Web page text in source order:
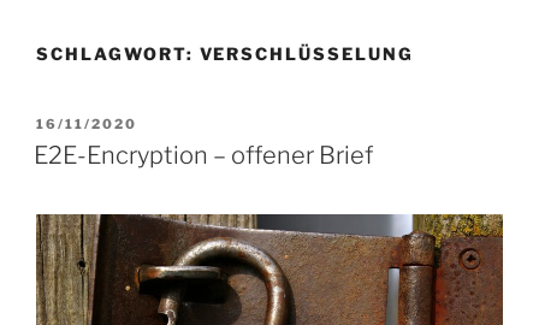
SCHLAGWORT: VERSCHLÜSSELUNG
VERÖFFENTLICHT
AM
16/11/2020
E2E-Encryption – offener Brief